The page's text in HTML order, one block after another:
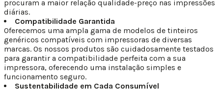
procuram a maior relação qualidade-preço nas impressões
diárias.
Compatibilidade Garantida
Oferecemos uma ampla gama de modelos de tinteiros
genéricos compatíveis com impressoras de diversas
marcas. Os nossos produtos são cuidadosamente testados
para garantir a compatibilidade perfeita com a sua
impressora, oferecendo uma instalação simples e
funcionamento seguro.
Sustentabilidade em Cada Consumível